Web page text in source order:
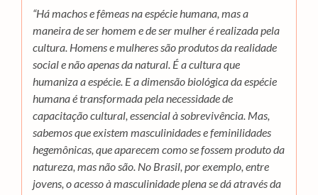
“Há machos e fêmeas na espécie humana, mas a
maneira de ser homem e de ser mulher é realizada pela
cultura. Homens e mulheres são produtos da realidade
social e não apenas da natural. É a cultura que
humaniza a espécie. E a dimensão biológica da espécie
humana é transformada pela necessidade de
capacitação cultural, essencial à sobrevivência. Mas,
sabemos que existem masculinidades e feminilidades
hegemônicas, que aparecem como se fossem produto da
natureza, mas não são. No Brasil, por exemplo, entre
jovens, o acesso à masculinidade plena se dá através da